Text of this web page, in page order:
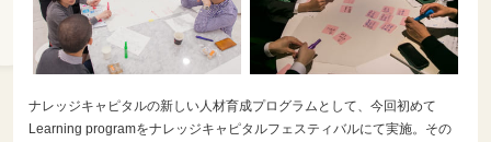
ナレッジキャピタルの新しい人材育成プログラムとして、今回初めて
Learning programをナレッジキャピタルフェスティバルにて実施。その